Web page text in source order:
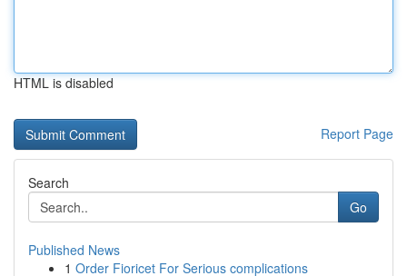
HTML is disabled
Report Page
Search
Go
Published News
1 Order Fioricet For Serious complications